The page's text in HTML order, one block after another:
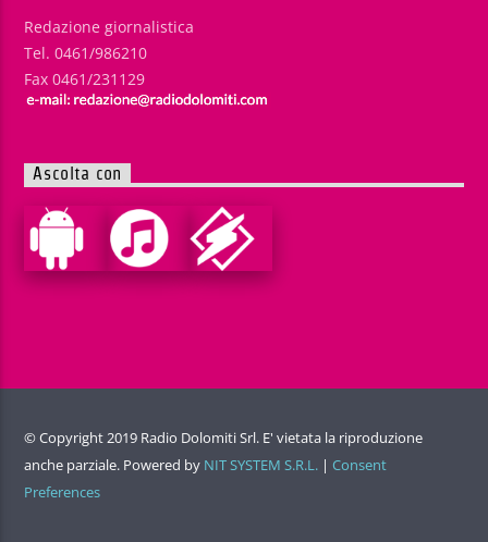
Redazione giornalistica
Tel. 0461/986210
Fax 0461/231129
Ascolta con
© Copyright 2019 Radio Dolomiti Srl. E' vietata la riproduzione
anche parziale. Powered by NIT SYSTEM S.R.L. | Consent
Preferences